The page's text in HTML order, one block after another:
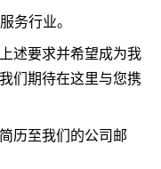
务行业。
述要求并希望成为我
们期待在这里与您携
历至我们的公司邮